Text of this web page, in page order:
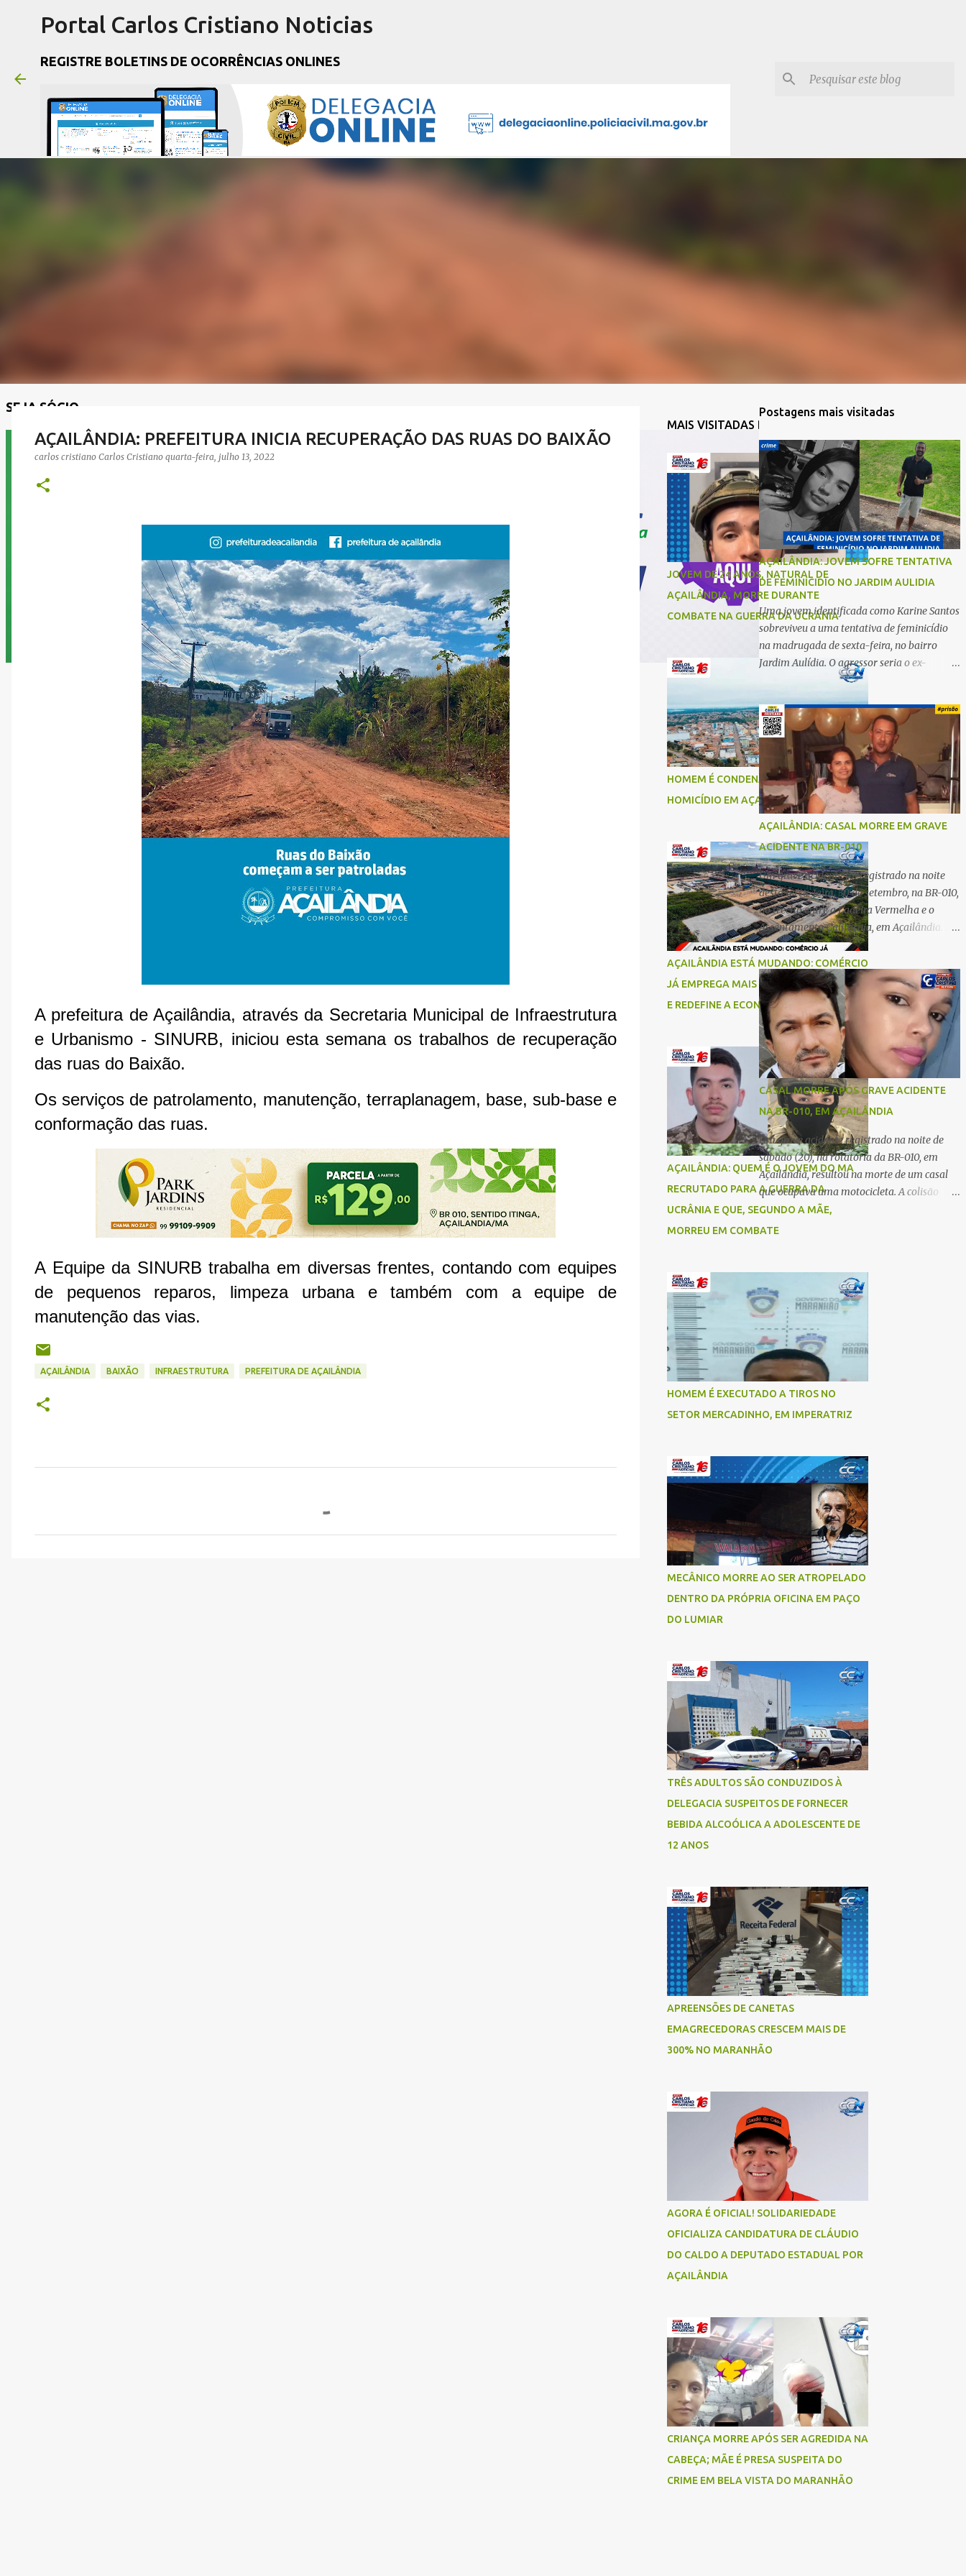
Portal Carlos Cristiano Noticias
REGISTRE BOLETINS DE OCORRÊNCIAS ONLINES
SEJA SÓCIO
AÇAILÂNDIA: PREFEITURA INICIA RECUPERAÇÃO DAS RUAS DO BAIXÃO
carlos cristiano Carlos Cristiano quarta-feira, julho 13, 2022
A prefeitura de Açailândia, através da Secretaria Municipal de Infraestrutura
e Urbanismo - SINURB, iniciou esta semana os trabalhos de recuperação
das ruas do Baixão.
Os serviços de patrolamento, manutenção, terraplanagem, base, sub-base e
conformação das ruas.
A Equipe da SINURB trabalha em diversas frentes, contando com equipes
de pequenos reparos, limpeza urbana e também com a equipe de
manutenção das vias.
AÇAILÂNDIA BAIXÃO INFRAESTRUTURA PREFEITURA DE AÇAILÂNDIA
MAIS VISITADAS DA SEMANA
JOVEM DE 24 ANOS, NATURAL DE
AÇAILÂNDIA, MORRE DURANTE
COMBATE NA GUERRA DA UCRÂNIA
HOMEM É CONDENADO A 18 ANOS POR
HOMICÍDIO EM AÇAILÂNDIA
AÇAILÂNDIA ESTÁ MUDANDO: COMÉRCIO
JÁ EMPREGA MAIS DO QUE A INDÚSTRIA
E REDEFINE A ECONOMIA DO MUNICÍPIO
AÇAILÂNDIA: QUEM É O JOVEM DO MA
RECRUTADO PARA A GUERRA DA
UCRÂNIA E QUE, SEGUNDO A MÃE,
MORREU EM COMBATE
HOMEM É EXECUTADO A TIROS NO
SETOR MERCADINHO, EM IMPERATRIZ
MECÂNICO MORRE AO SER ATROPELADO
DENTRO DA PRÓPRIA OFICINA EM PAÇO
DO LUMIAR
TRÊS ADULTOS SÃO CONDUZIDOS À
DELEGACIA SUSPEITOS DE FORNECER
BEBIDA ALCOÓLICA A ADOLESCENTE DE
12 ANOS
APREENSÕES DE CANETAS
EMAGRECEDORAS CRESCEM MAIS DE
300% NO MARANHÃO
AGORA É OFICIAL! SOLIDARIEDADE
OFICIALIZA CANDIDATURA DE CLÁUDIO
DO CALDO A DEPUTADO ESTADUAL POR
AÇAILÂNDIA
CRIANÇA MORRE APÓS SER AGREDIDA NA
CABEÇA; MÃE É PRESA SUSPEITA DO
CRIME EM BELA VISTA DO MARANHÃO
Postagens mais visitadas
AÇAILÂNDIA: JOVEM SOFRE TENTATIVA
DE FEMINICIDIO NO JARDIM AULIDIA
Uma jovem identificada como Karine Santos
sobreviveu a uma tentativa de feminicídio
na madrugada de sexta-feira, no bairro
Jardim Aulídia. O agressor seria o ex-
companheiro, com quem manteve um
relacionamento de quase três anos e com
quem tem uma filha. Segundo Karine,
durante todo o dia anterior, o suspeito
enviou mensagens insistindo para reatar o
relacionamento, mas ela deixou claro que
não queria. Naquela noite, a vítima recebeu
o convite de um amigo para ir a uma festa.
Ao chegar ao local, percebeu que o ex
também estava presente, mas permaneceu
tranquila durante todo o evento. O ataque
aconteceu quando Karine retornava para
casa, por volta das 5h40 da manhã.
“Quando cheguei, ele estava escondido.
Assim que me viu, entrou no carro e
começou a me atacar com uma faca,
atingindo também o rapaz que estava
comigo”, relatou. Após a agressão, Karine
recebeu atendimento médico e passa bem,
estando fora de perigo. A jovem também
registrou boletim de ocorrência contra o ex-
companheiro. Mesm...
AÇAILÂNDIA: CASAL MORRE EM GRAVE
ACIDENTE NA BR-010
Um grave acidente foi registrado na noite
desta terça-feira, 30 de setembro, na BR-010,
no trecho entre a Ladeira Vermelha e o
Assentamento Califórnia, em Açailândia. De
acordo com informações apuradas, as
vítimas eram um casal residente em
Imperatriz. Eles haviam vindo até o bairro
Plano da Serra, em Açailândia, para visitar
familiares e estavam a caminho de casa
quando ocorreu a tragédia. O acidente
envolveu uma motocicleta e um caminhão
caçamba. Com o impacto da colisão, o casal
não resistiu aos ferimentos e veio a óbito
ainda no local. As vítimas foram
identificadas como Carmem Rejane e
Ronaldo de Jesus. Equipes de socorro foram
acionadas, mas nada puderam fazer além
de constatar os óbitos. A Polícia Rodoviária
Federal (PRF) esteve no local para controlar
o tráfego e coletar informações que devem
CASAL MORRE APÓS GRAVE ACIDENTE
NA BR-010, EM AÇAILÂNDIA
Um grave acidente registrado na noite de
sábado (20), na rotatória da BR-010, em
Açailândia, resultou na morte de um casal
que ocupava uma motocicleta. A colisão
envolveu uma moto e um carro. De acordo
com as primeiras informações, o condutor
A passageira da moto chegou a ser
socorrida com vida e encaminhada para
atendimento médico, mas infelizmente não
resistiu aos ferimentos e veio a óbito. Uma
das vítimas foi identificada como Gleiciane,
moradora do bairro Jacu. Até o momento, o
condutor da motocicleta foi identificado
como Julimar Lucena, iria fazer 37 anos no
próximo dia 28 de junho. De acordo com
Testemunhas relataram que, após a suposta
discussão, o condutor da motocicleta teria
invadido a contramão e colidido
frontalmente com um carro. As
circunstâncias do acidente deverão ser
apuradas pelas autoridades competentes. ...